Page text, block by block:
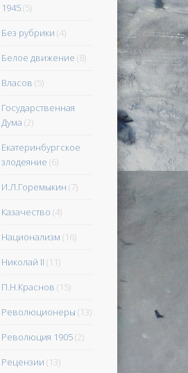
1945(5)
Без рубрики (4)
Белое движение (8)
Власов (5)
Государственная
Дума (2)
Екатеринбургское
злодеяние (6)
И.Л.Горемыкин (7)
Казачество (4)
Национализм (16)
Николай II (11)
П.Н.Краснов (15)
Революционеры (13)
Революция 1905(2)
Рецензии (13)